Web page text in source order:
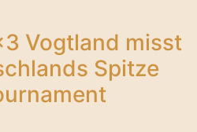
Vogtland misst
Spitze